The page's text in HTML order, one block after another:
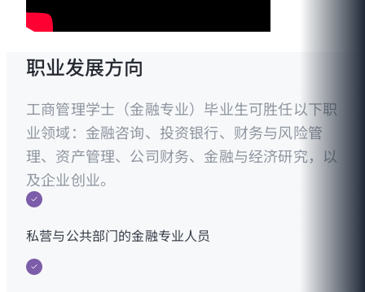
职业发展方向
工商管理学士（金融专业）毕业生可胜任以下职
业领域：金融咨询、投资银行、财务与风险管
理、资产管理、公司财务、金融与经济研究，以
及企业创业。
私营与公共部门的金融专业人员